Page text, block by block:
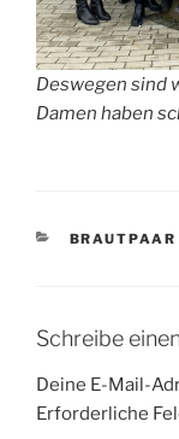
Deswegen sind
Damen haben
KATEGORIEN
BRAUTPAAR
Schreibe
Deine E-Mail-
Erforderliche